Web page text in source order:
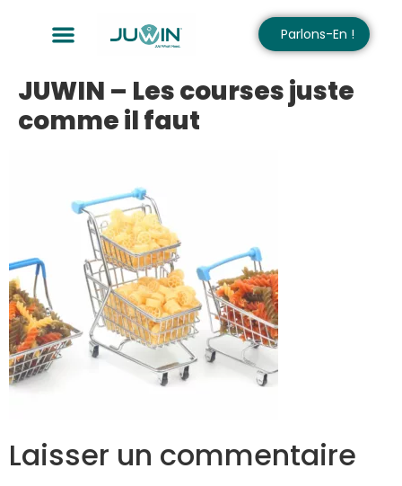
Parlons-En !
JUWIN – Les courses juste
comme il faut
Laisser un commentaire